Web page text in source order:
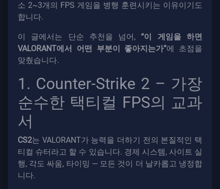
소 2~3개의 FPS 게임을 병행 훈련시키는 이유이기도
합니다.
이 글에서는 단순 추천을 넘어, “이 게임을 하면
VALORANT에서 어떤 부분이 좋아지는가”에 초점을
맞췄습니다.
1. Counter-Strike 2 – 가장
순수한 택티컬 FPS의 교과
서
CS2는 VALORANT가 능력을 더하기 전의 본질적인 택
티컬 슈터라고 할 수 있습니다. 경제 시스템, 사이트 실
행, 각도 싸움, 타이밍 — 모든 것이 더 날카롭고 냉정합
니다.